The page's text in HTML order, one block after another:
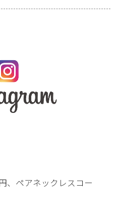
、ペアネックレスコー